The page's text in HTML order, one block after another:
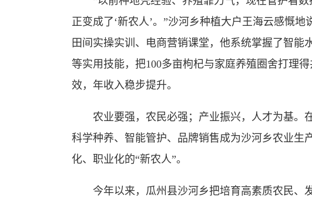
正变成了‘新农人’。”沙河乡种植大户王海云感慨地
田间实操实训、电商营销课堂，他系统掌握了智能
等实用技能，把100多亩枸杞与家庭养殖圈舍打理
效，年收入稳步提升。
农业要强，农民必强；产业振兴，人才为基。
科学种养、智能管护、品牌销售成为沙河乡农业生
化、职业化的“新农人”。
今年以来，瓜州县沙河乡把培育高素质农民、